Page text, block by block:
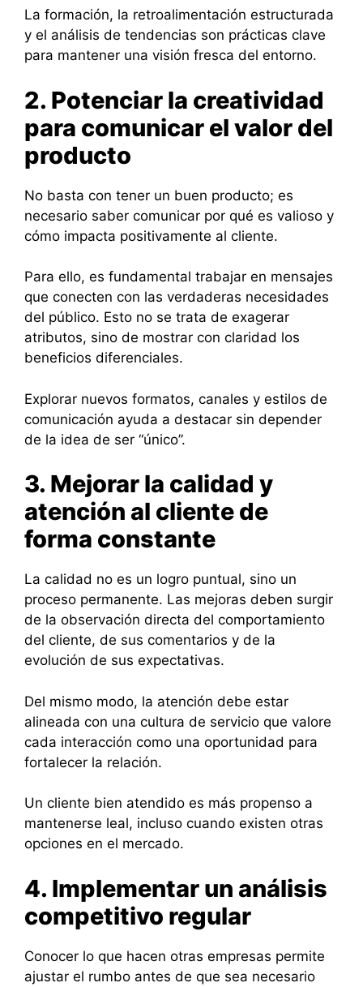
La formación, la retroalimentación estructurada
y el análisis de tendencias son prácticas clave
para mantener una visión fresca del entorno.
2. Potenciar la creatividad
para comunicar el valor del
producto
No basta con tener un buen producto; es
necesario saber comunicar por qué es valioso y
cómo impacta positivamente al cliente.
Para ello, es fundamental trabajar en mensajes
que conecten con las verdaderas necesidades
del público. Esto no se trata de exagerar
atributos, sino de mostrar con claridad los
beneficios diferenciales.
Explorar nuevos formatos, canales y estilos de
comunicación ayuda a destacar sin depender
de la idea de ser “único”.
3. Mejorar la calidad y
atención al cliente de
forma constante
La calidad no es un logro puntual, sino un
proceso permanente. Las mejoras deben surgir
de la observación directa del comportamiento
del cliente, de sus comentarios y de la
evolución de sus expectativas.
Del mismo modo, la atención debe estar
alineada con una cultura de servicio que valore
cada interacción como una oportunidad para
fortalecer la relación.
Un cliente bien atendido es más propenso a
mantenerse leal, incluso cuando existen otras
opciones en el mercado.
4. Implementar un análisis
competitivo regular
Conocer lo que hacen otras empresas permite
ajustar el rumbo antes de que sea necesario